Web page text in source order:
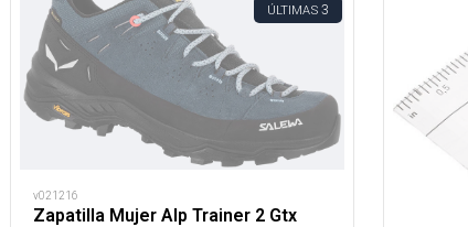
ÚLTIMAS 3
v021216
Zapatilla Mujer Alp Trainer 2 Gtx